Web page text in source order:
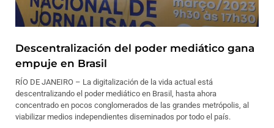
Descentralización del poder mediático gana
empuje en Brasil
RÍO DE JANEIRO – La digitalización de la vida actual está
descentralizando el poder mediático en Brasil, hasta ahora
concentrado en pocos conglomerados de las grandes metrópolis, al
viabilizar medios independientes diseminados por todo el país.